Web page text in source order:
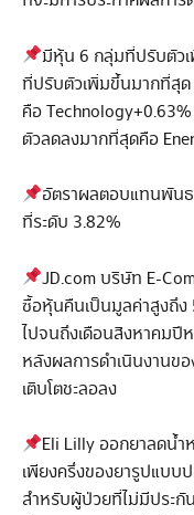
มีหุ้น 6 กลุ่มที่ปรับตัว
ที่ปรับตัวเพิ่มขึ้นมากที่สุด
คือ
ตัวลดลงมากที่สุดคือ
อัตราผลตอบแทนพัน
ที่ระดับ 3.82%
JD.com บริษัท E-
ซื้อหุ้นคืนเป็นมูลค่าสูงถึง
ไปจนถึงเดือนสิงหาคมปี
หลังผลการดำเนินงานข
เติบโตชะลอลง
Eli Lilly ออกยาลดน้ำ
เพียงครึ่งของยารูปแบบป
สำหรับผู้ป่วยที่ไม่มีประกั